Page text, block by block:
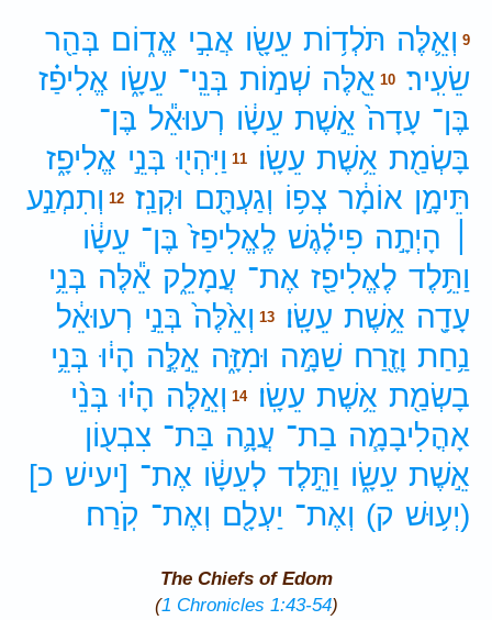
9 וְאֵ֛לֶּה תֹּלְד֥וֹת עֵשָׂ֖ו אֲבִ֣י אֱד֑וֹם בְּהַ֖ר
שֵׂעִֽיר׃
10 אֵ֖לֶּה שְׁמ֣וֹת בְּנֵֽי־ עֵשָׂ֑ו אֱלִיפַ֗ז
בֶּן־ עָדָה֙ אֵ֣שֶׁת עֵשָׂ֔ו רְעוּאֵ֕ל בֶּן־
בָּשְׂמַ֖ת אֵ֥שֶׁת עֵשָֽׂו׃ 11 וַיִּהְי֖וּ בְּנֵ֣י אֱלִיפָ֑ז
תֵּימָ֣ן אוֹמָ֔ר צְפ֥וֹ וְגַעְתָּ֖ם וּקְנַֽז׃ 12 וְתִמְנַ֣ע
הָיְתָ֣ה פִילֶ֗גֶשׁ לֶֽאֱלִיפַז֙ בֶּן־ עֵשָׂ֔ו
וַתֵּ֥לֶד לֶאֱלִיפַ֖ז אֶת־ עֲמָלֵ֑ק אֵ֕לֶּה בְּנֵ֥י
עָדָ֖ה אֵ֥שֶׁת עֵשָֽׂו׃ 13 וְאֵ֙לֶּה֙ בְּנֵ֣י רְעוּאֵ֔ל
נַ֥חַת וָזֶ֖רַח שַׁמָּ֣ה וּמִזָּ֑ה אֵ֣לֶּ֣ה הָי֔וּ בְּנֵ֥י
בָשְׂמַ֖ת אֵ֥שֶׁת עֵשָֽׂו׃ 14 וְאֵ֣לֶּה הָי֗וּ בְּנֵ֨י
אָהֳלִיבָמָ֧ה בַת־ עֲנָ֛ה בַּת־ צִבְע֖וֹן
אֵ֣שֶׁת עֵשָׂ֑ו וַתֵּ֣לֶד לְעֵשָׂ֔ו אֶת־ [יעישׁ כ]
(יְע֥וּשׁ ק) וְאֶת־ יַעְלָ֖ם וְאֶת־ קֹֽרַח׃
The Chiefs of Edom
(1 Chronicles 1:43-54)